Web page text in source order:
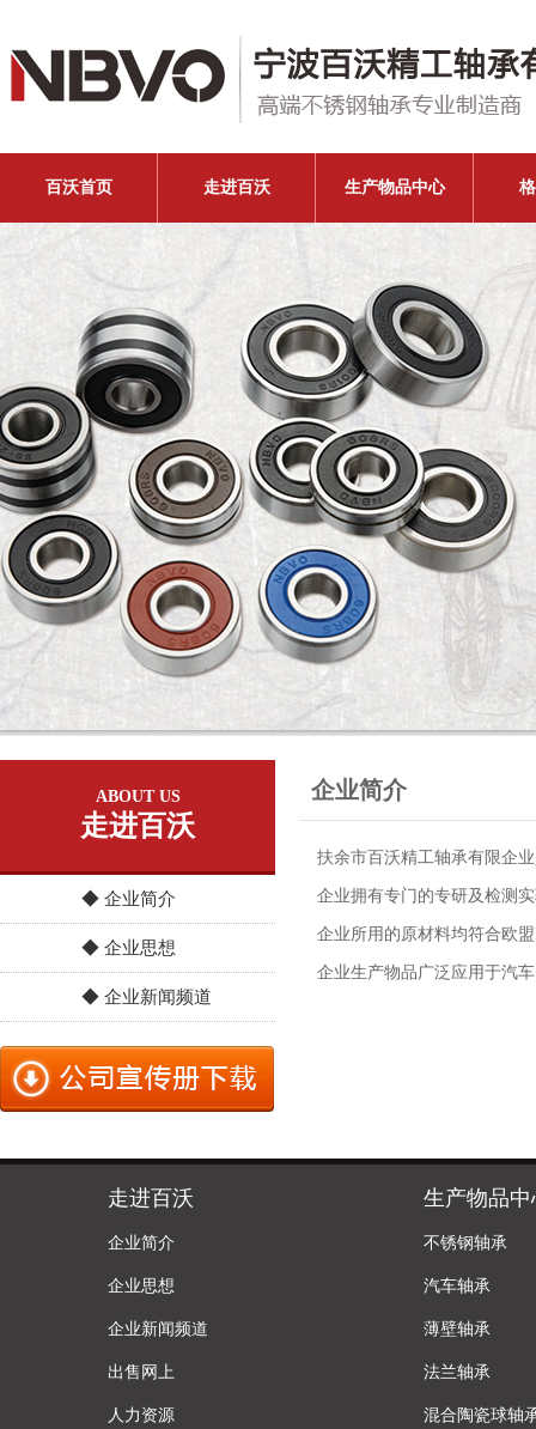
百沃首页 走进百沃 生产物品中心
ABOUT US
走进百沃
◆ 企业简介
◆ 企业思想
◆ 企业新闻频道
企业简介
扶余市百沃精工轴承有限企
企业拥有专门的专研及检测
企业所用的原材料均符合欧
企业生产物品广泛应用于汽
走进百沃
企业简介
企业思想
企业新闻频道
出售网上
人力资源
生产物品中
不锈钢轴承
汽车轴承
薄壁轴承
法兰轴承
混合陶瓷球轴